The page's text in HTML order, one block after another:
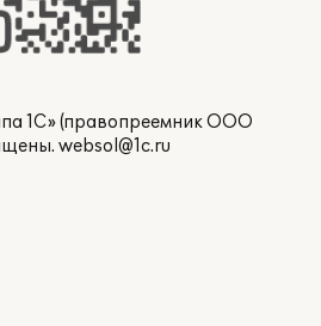
1С» (правопреемник ООО
websol@1c.ru